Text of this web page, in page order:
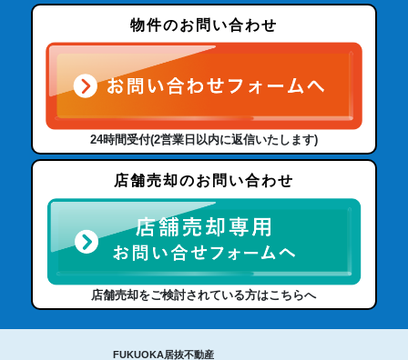
物件のお問い合わせ
24時間受付(2営業日以内に返信いたします)
店舗売却のお問い合わせ
店舗売却をご検討されている方はこちらへ
FUKUOKA居抜不動産